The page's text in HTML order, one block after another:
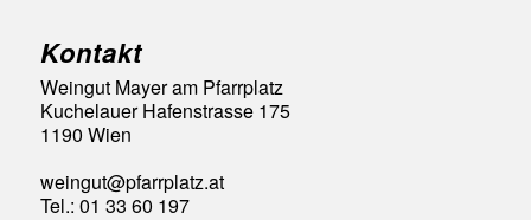
Kontakt
Weingut Mayer am Pfarrplatz
Kuchelauer Hafenstrasse 175
1190 Wien
weingut@pfarrplatz.at
Tel.: 01 33 60 197